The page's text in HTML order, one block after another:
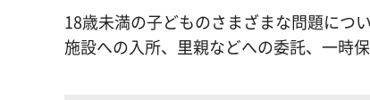
18歳未満の子どものさまざまな問題につ
施設への入所、里親などへの委託、一時